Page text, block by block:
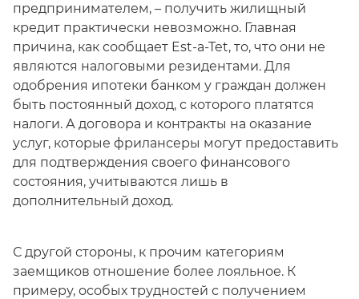
предпринимателем, – получить жилищный
кредит практически невозможно. Главная
причина, как сообщает Est-a-Tet, то, что они не
являются налоговыми резидентами. Для
одобрения ипотеки банком у граждан должен
быть постоянный доход, с которого платятся
налоги. А договора и контракты на оказание
услуг, которые фрилансеры могут предоставить
для подтверждения своего финансового
состояния, учитываются лишь в
дополнительный доход.
С другой стороны, к прочим категориям
заемщиков отношение более лояльное. К
примеру, особых трудностей с получением